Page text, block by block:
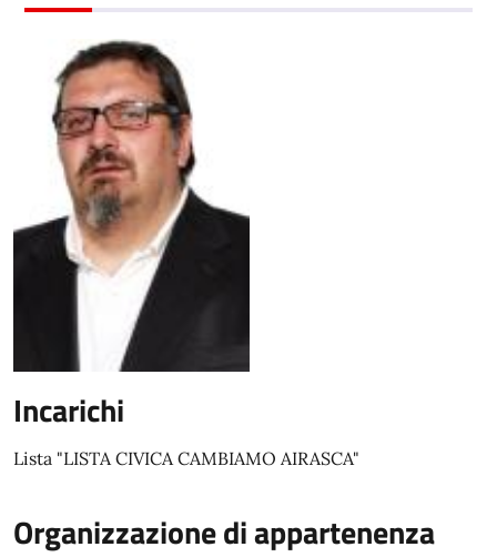
Incarichi
Lista "LISTA CIVICA CAMBIAMO AIRASCA"
Organizzazione di appartenenza